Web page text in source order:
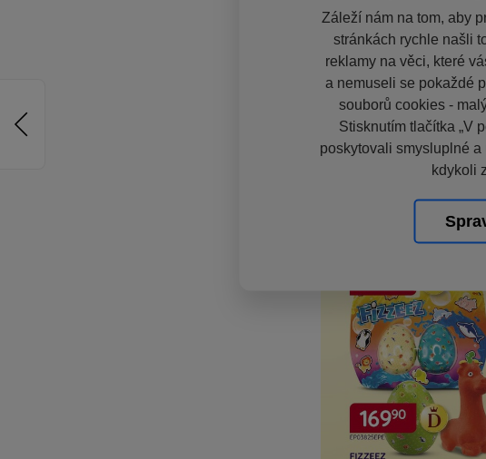
Záleží nám na tom, aby
stránkách rychle našli
reklamy na věci, které
a nemuseli se pokaždé
souborů cookies -
Stisknutím tlačítka „V
poskytovali smysluplné
kdykoli